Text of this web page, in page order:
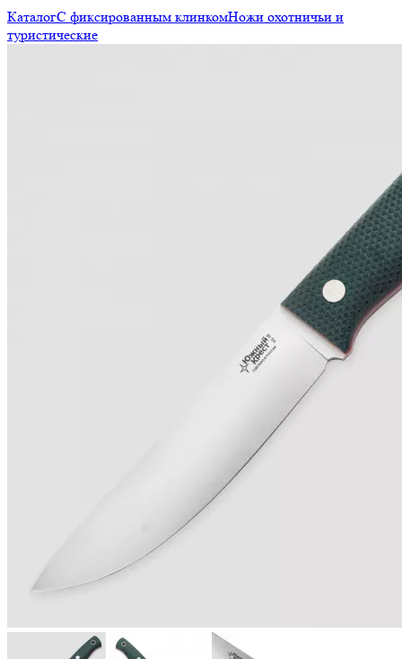
КаталогС фиксированным клинкомНожи охотничьи и
туристические